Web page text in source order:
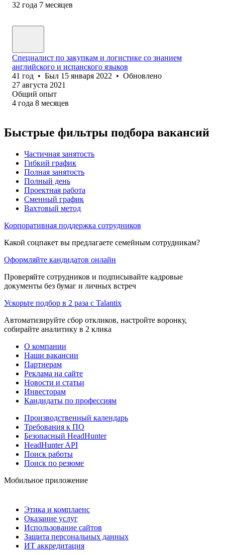
32 года 7 месяцев
Специалист по закупкам и логистике со знанием
английского и испанского языков
41 год • Был 15 января 2022 • Обновлено
27 августа 2021
Общий опыт
4 года 8 месяцев
Быстрые фильтры подбора вакансий
Частичная занятость
Гибкий график
Полная занятость
Полный день
Проектная работа
Сменный график
Вахтовый метод
Корпоративная поддержка сотрудников
Какой соцпакет вы предлагаете семейным сотрудникам?
Оформляйте кандидатов онлайн
Проверяйте сотрудников и подписывайте кадровые
документы без бумаг и личных встреч
Ускорьте подбор в 2 раза с Talantix
Автоматизируйте сбор откликов, настройте воронку,
собирайте аналитику в 2 клика
О компании
Наши вакансии
Партнерам
Реклама на сайте
Новости и статьи
Инвесторам
Кандидаты по профессиям
Производственный календарь
Требования к ПО
Безопасный HeadHunter
HeadHunter API
Поиск работы
Поиск по резюме
Мобильное приложение
Этика и комплаенс
Оказание услуг
Использование сайтов
Защита персональных данных
ИТ аккредитация